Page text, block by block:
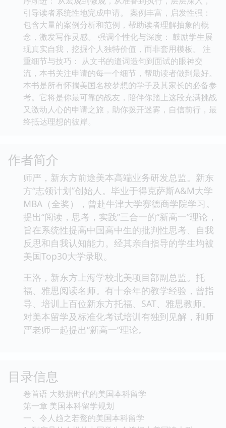
引导读者系统性地完成申请。 案例丰富，启发性强：
包含大量的案例分析和范例，帮助读者理解抽象的概
念，激发写作灵感。 强调个性化与深度： 鼓励学生展
现真实自我，挖掘个人独特价值，而非套用模板。 注
重细节与技巧： 从文书的遣词造句到面试的眼神交
流，本书关注申请的每一个细节，帮助读者做到最好。
本书是所有怀揣美国名校梦想的学子及其家长的必备参
考。它将是你最可靠的战友，陪伴你踏上这段充满挑战
又激动人心的申请之旅，助你拨开迷雾，自信前行，最
终抵达理想的彼岸。
作者简介
师严，新东方前途美本高端业务研发总监。新东
方“志领计划”创始人。毕业于得克萨斯A&M大学
MBA（全奖），曾赴牛津大学赛德商学院学习。
提出“阅读，思考，实践”三合一的“新高一”理论，
旨在系统性提高中国高中生的批判性思考、自我
反思和自我认知能力。经其亲自指导的学生均被
美国Top30大学录取。
王洛，新东方上海学校北美项目部副总监。托
福、雅思阅读名师。有十余年的教学经验，曾指
导、培训上百位新东方托福、SAT、雅思教师。
对美本留学及标准化考试培训有独到见解，和师
严老师一起提出“新高一”理论。
目录信息
卷首语 大数据时代的美国本科留学
第一章 美国本科留学规划
一、令人趋之若鹜的美国本科留学